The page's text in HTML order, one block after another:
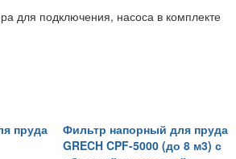
для подключения, насоса в комплекте
пруда
Фильтр напорный для пруда
GRECH CPF-5000 (до 8 м3) с